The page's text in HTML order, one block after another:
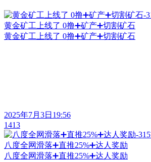
黄金矿工上线了 0撸➕矿产➕切割矿石
黄金矿工上线了 0撸➕矿产➕切割矿石
2025年7月3日19:56
1413
八度全网滑落➕直推25%➕达人奖励
八度全网滑落➕直推25%➕达人奖励